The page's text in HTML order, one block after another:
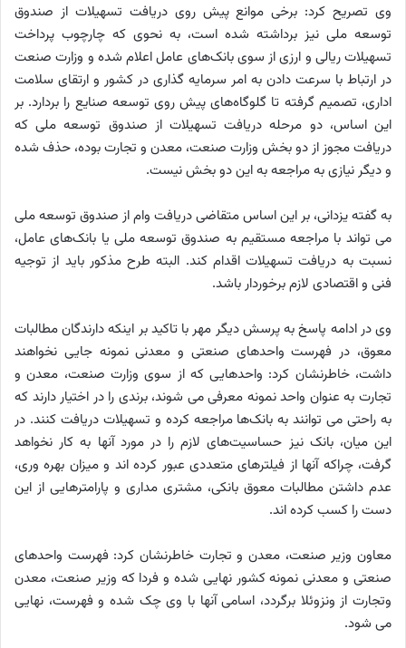
وی تصریح کرد: برخی موانع پیش روی دریافت تسهیلات از صندوق
توسعه ملی نیز برداشته شده است، به نحوی که چارچوب پرداخت
تسهیلات ریالی و ارزی از سوی بانک‌های عامل اعلام شده و وزارت صنعت
در ارتباط با سرعت دادن به امر سرمایه گذاری در کشور و ارتقای سلامت
اداری، تصمیم گرفته تا گلوگاه‌های پیش روی توسعه صنایع را بردارد. بر
این اساس، دو مرحله دریافت تسهیلات از صندوق توسعه ملی که
دریافت مجوز از دو بخش وزارت صنعت، معدن و تجارت بوده، حذف شده
و دیگر نیازی به مراجعه به این دو بخش نیست.
به گفته یزدانی، بر این اساس متقاضی دریافت وام از صندوق توسعه ملی
می تواند با مراجعه مستقیم به صندوق توسعه ملی یا بانک‌های عامل،
نسبت به دریافت تسهیلات اقدام کند. البته طرح مذکور باید از توجیه
فنی و اقتصادی لازم برخوردار باشد.
وی در ادامه پاسخ به پرسش دیگر مهر با تاکید بر اینکه دارندگان مطالبات
معوق، در فهرست واحدهای صنعتی و معدنی نمونه جایی نخواهند
داشت، خاطرنشان کرد: واحدهایی که از سوی وزارت صنعت، معدن و
تجارت به عنوان واحد نمونه معرفی می شوند، برندی را در اختیار دارند که
به راحتی می توانند به بانک‌ها مراجعه کرده و تسهیلات دریافت کنند. در
این میان، بانک نیز حساسیت‌های لازم را در مورد آنها به کار نخواهد
گرفت، چراکه آنها از فیلترهای متعددی عبور کرده اند و میزان بهره وری،
عدم داشتن مطالبات معوق بانکی، مشتری مداری و پارامترهایی از این
دست را کسب کرده اند.
معاون وزیر صنعت، معدن و تجارت خاطرنشان کرد: فهرست واحدهای
صنعتی و معدنی نمونه کشور نهایی شده و فردا که وزیر صنعت، معدن
وتجارت از ونزوئلا برگردد، اسامی آنها با وی چک شده و فهرست، نهایی
می شود.